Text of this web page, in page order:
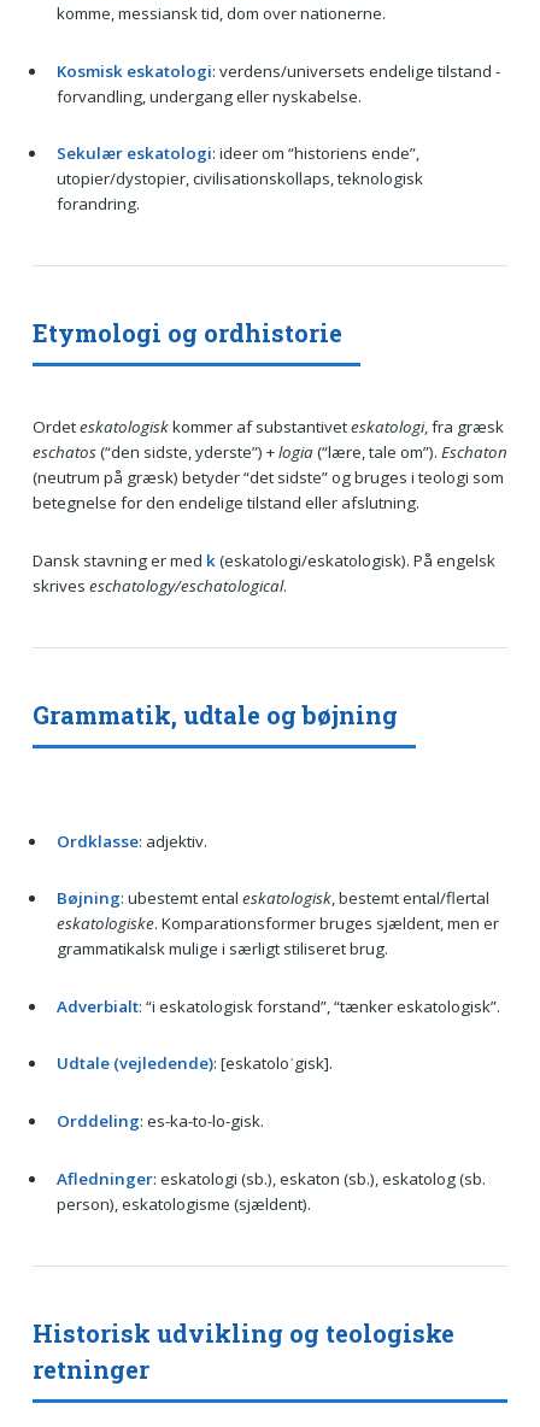
komme, messiansk tid, dom over nationerne.
Kosmisk eskatologi: verdens/universets endelige tilstand -
forvandling, undergang eller nyskabelse.
Sekulær eskatologi: ideer om “historiens ende”,
utopier/dystopier, civilisationskollaps, teknologisk
forandring.
Etymologi og ordhistorie
Ordeteskatologiskkommer af substantiveteskatologi, fra græsk
eschatos(“den sidste, yderste”) +logia(“lære, tale om”). Eschaton
(neutrum på græsk) betyder “det sidste” og bruges i teologi som
betegnelse for den endelige tilstand eller afslutning.
Dansk stavning er med k(eskatologi/eskatologisk). På engelsk
skrives eschatology/eschatological.
Grammatik, udtale og bøjning
Ordklasse: adjektiv.
Bøjning: ubestemt ental eskatologisk, bestemt ental/flertal
eskatologiske. Komparationsformer bruges sjældent, men er
grammatikalsk mulige i særligt stiliseret brug.
Adverbialt: “i eskatologisk forstand”, “tænker eskatologisk”.
Udtale (vejledende): [eskatoloˈgisk].
Orddeling: es-ka-to-lo-gisk.
Afledninger: eskatologi (sb.), eskaton (sb.), eskatolog (sb.
person), eskatologisme (sjældent).
Historisk udvikling og teologiske
retninger